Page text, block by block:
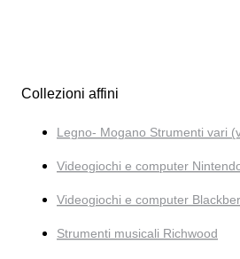
Collezioni affini
Legno- Mogano Strumenti vari
Videogiochi e computer
Videogiochi e computer
Strumenti musicali Richwood